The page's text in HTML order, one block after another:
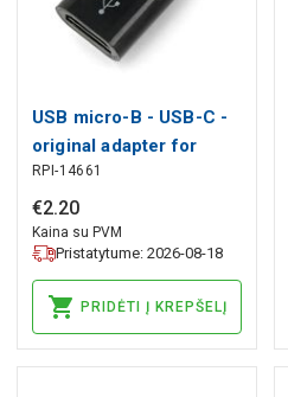
USB micro-B - USB-C -
original adapter for
Raspberry Pi 4 - black
RPI-14661
€2.20
Kaina su PVM
Pristatytume: 2026-08-18
PRIDĖTI Į KREPŠELĮ